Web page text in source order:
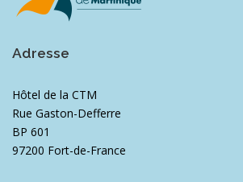
Adresse
Hôtel de la CTM
Rue Gaston-Defferre
BP 601
97200 Fort-de-France